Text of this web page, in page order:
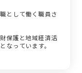
として働く職員さ
保護と地域経済活
なっています。